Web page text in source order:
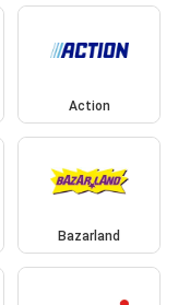
Action
Bazarland